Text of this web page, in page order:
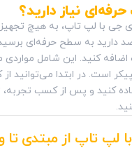
نیاز دارید؟
جی با لپ تاپ، به هیچ
قصد دارید به سطح حرفه‌ای
کنید. این شامل مواردی
است. در ابتدا می‌توانید از
کنید و پس از کسب تجربه،
تاپ از مبتدی تا